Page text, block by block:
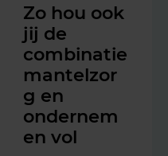
Zo hou ook
jij de
combinatie
mantelzor
g en
ondernem
en vol